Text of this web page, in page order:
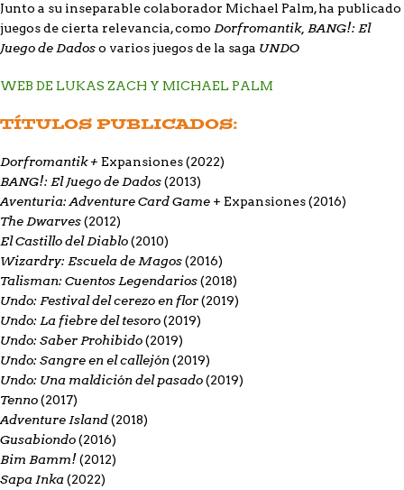
Junto a su inseparable colaborador Michael Palm, ha publicado
juegos de cierta relevancia, como Dorfromantik, BANG!: El
Juego de Dadoso varios juegos de la saga UNDO
WEB DE LUKAS ZACH Y MICHAEL PALM
TÍTULOS PUBLICADOS:
Dorfromantik + Expansiones (2022)
BANG!: El Juego de Dados(2013)
Aventuria: Adventure Card Game + Expansiones(2016)
The Dwarves(2012)
El Castillo del Diablo(2010)
Wizardry: Escuela de Magos(2016)
Talisman: Cuentos Legendarios(2018)
Undo: Festival del cerezo en flor(2019)
Undo: La fiebre del tesoro(2019)
Undo: Saber Prohibido(2019)
Undo: Sangre en el callejón(2019)
Undo: Una maldición del pasado(2019)
Tenno(2017)
Adventure Island(2018)
Gusabiondo(2016)
Bim Bamm! (2012)
Sapa Inka(2022)